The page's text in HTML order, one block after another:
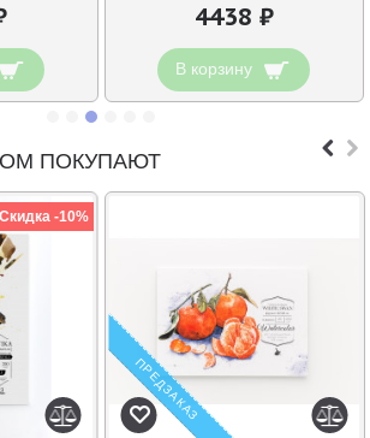
4438 ₽
В корзину
ПОКУПАЮТ
Скидка -10%
ПРЕДЗАКАЗ